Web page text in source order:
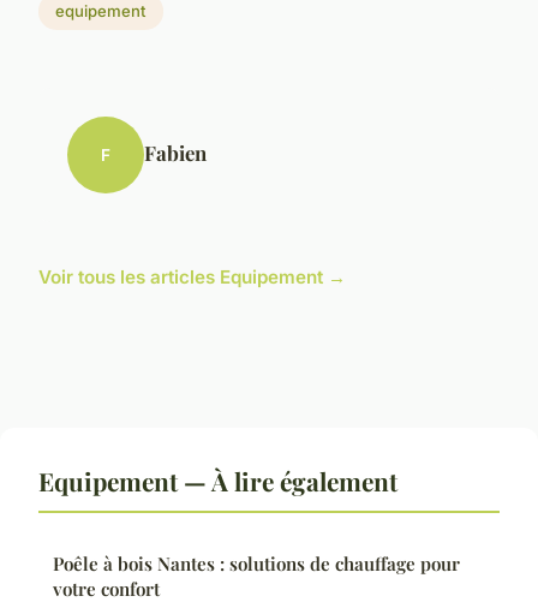
equipement
F Fabien
Voir tous les articles Equipement →
Equipement — À lire également
Poêle à bois Nantes : solutions de chauffage pour
votre confort